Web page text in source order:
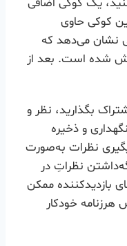
کوکی حاوی
نشان می‌دهد که
شده است. بعد از
بگذارید، نظر و
و ذخیره
نظرات به‌صورت
نظراتِ در
بازدیدکننده ممکن
خودکار